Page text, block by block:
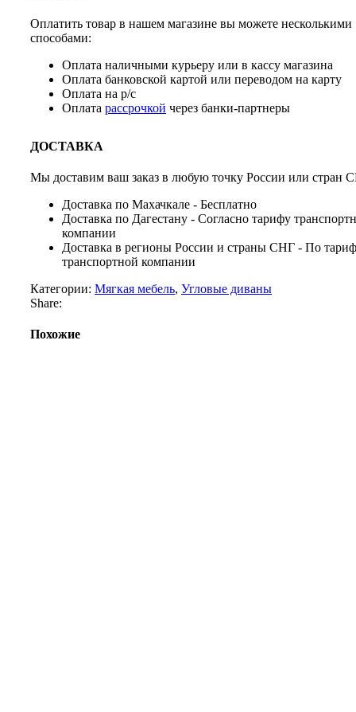
Оплатить товар в нашем магазине вы можете несколькими
способами:
Оплата наличными курьеру или в кассу магазина
Оплата банковской картой или переводом на карту
Оплата на р/с
Оплата рассрочкой через банки-партнеры
ДОСТАВКА
Мы доставим ваш заказ в любую точку России или стран
Доставка по Махачкале - Бесплатно
Доставка по Дагестану - Согласно тарифу
компании
Доставка в регионы России и страны СНГ - По
транспортной компании
Категории: Мягкая мебель, Угловые диваны
Share:
Похожие